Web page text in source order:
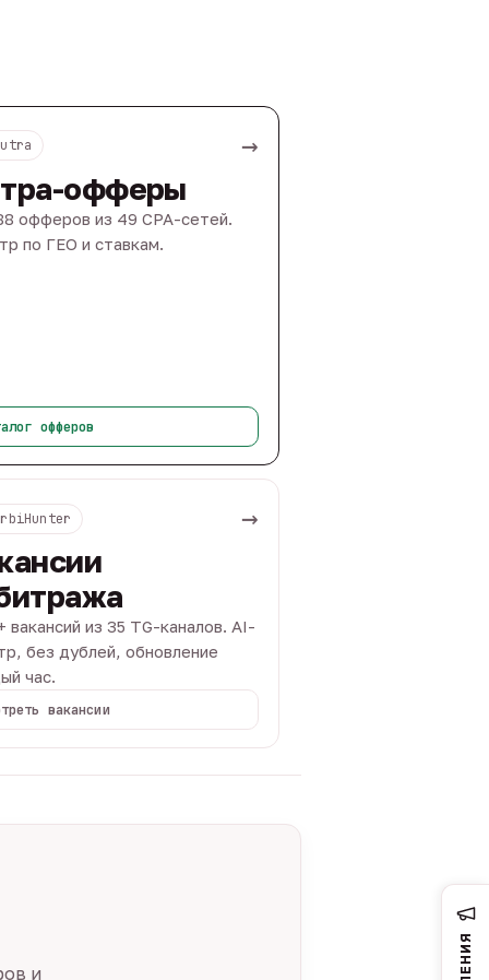
→
офферы
офферов из 49 CPA-сетей.
по ГЕО и ставкам.
офферов
→
вакансий из 35 TG-каналов. AI-
без дублей, обновление
час.
вакансии
и